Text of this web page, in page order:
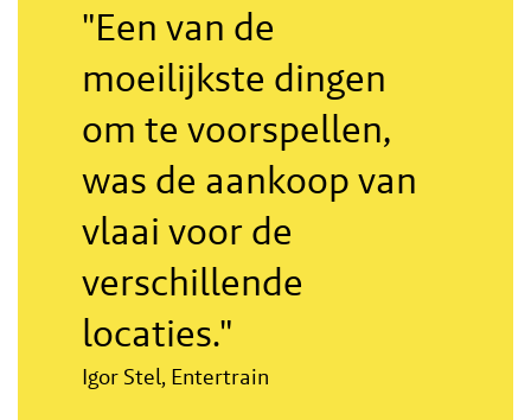
"Een van de
moeilijkste dingen
om te voorspellen,
was de aankoop van
vlaai voor de
verschillende
locaties."
Igor Stel, Entertrain